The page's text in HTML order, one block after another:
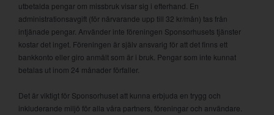
utbetalda pengar om missbruk visar sig i efterhand. En
administrationsavgift (för närvarande upp till 32 kr/mån) tas från
intjänade pengar. Använder inte föreningen Sponsorhusets tjänster
kostar det inget. Föreningen är själv ansvarig för att det finns ett
bankkonto eller giro anmält som är i bruk. Pengar som inte kunnat
betalas ut inom 24 månader förfaller.
Det är viktigt för Sponsorhuset att kunna erbjuda en trygg och
inkluderande miljö för alla våra partners, föreningar och användare.